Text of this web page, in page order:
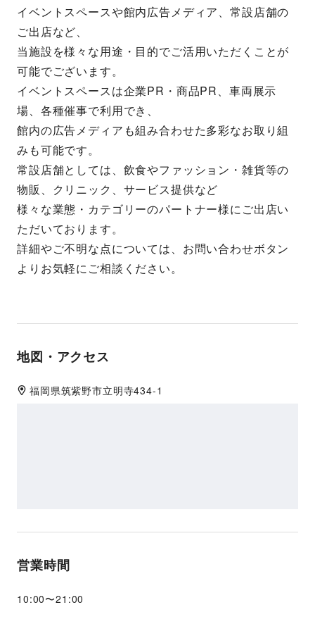
イベントスペースや館内広告メディア、常設店舗の
ご出店など、
当施設を様々な用途・目的でご活用いただくことが
可能でございます。
イベントスペースは企業PR・商品PR、車両展示
場、各種催事で利用でき、
館内の広告メディアも組み合わせた多彩なお取り組
みも可能です。
常設店舗としては、飲食やファッション・雑貨等の
物販、クリニック、サービス提供など
様々な業態・カテゴリーのパートナー様にご出店い
ただいております。
詳細やご不明な点については、お問い合わせボタン
よりお気軽にご相談ください。
地図・アクセス
福岡県筑紫野市立明寺434-1
営業時間
10:00〜21:00